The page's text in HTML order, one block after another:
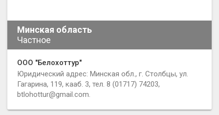
Минская область
Частное
ООО "Белохоттур"
Юридический адрес: Минская обл., г. Столбцы, ул.
Гагарина, 119, кааб. 3, тел. 8 (01717) 74203,
btlohottur@gmail.com.